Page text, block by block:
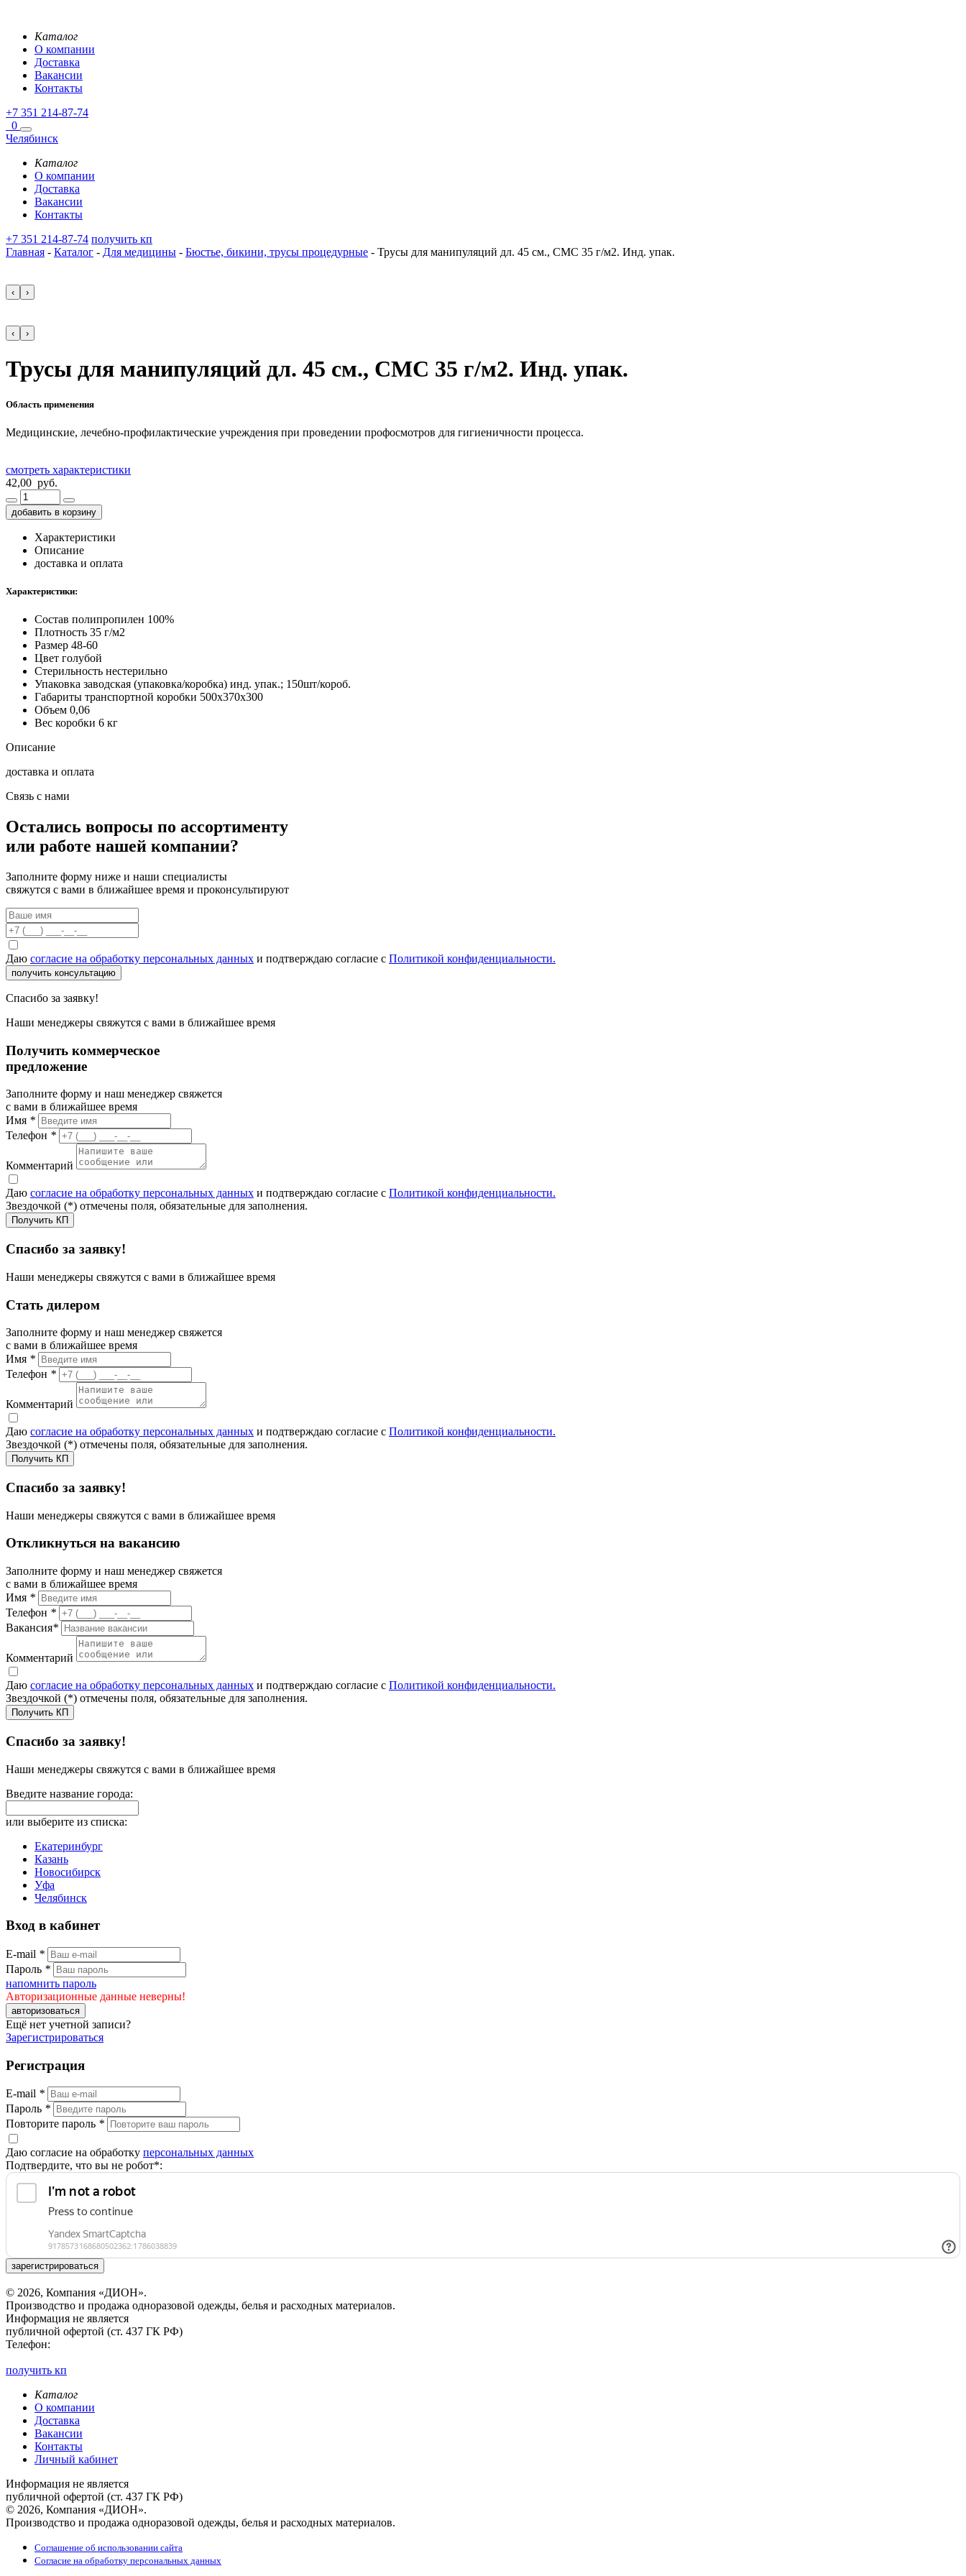
Каталог
О компании
Доставка
Вакансии
Контакты
+7 351 214-87-74
0
Челябинск
Каталог
О компании
Доставка
Вакансии
Контакты
+7 351 214-87-74 получить кп
Главная - Каталог - Для медицины - Бюстье, бикини, трусы процедурные - Трусы для манипуляций дл. 45 см., СМС 35 г/м2. Инд. упак.
‹ ›
‹ ›
Трусы для манипуляций дл. 45 см., СМС 35 г/м2. Инд. упак.
Область применения
Медицинские, лечебно-профилактические учреждения при проведении профосмотров для гигиеничности процесса.
смотреть характеристики
42,00 руб.
добавить в корзину
Характеристики
Описание
доставка и оплата
Характеристики:
Состав полипропилен 100%
Плотность 35 г/м2
Размер 48-60
Цвет голубой
Стерильность нестерильно
Упаковка заводская (упаковка/коробка) инд. упак.; 150шт/короб.
Габариты транспортной коробки 500х370х300
Объем 0,06
Вес коробки 6 кг
Описание
доставка и оплата
Связь с нами
Остались вопросы по ассортименту
или работе нашей компании?
Заполните форму ниже и наши специалисты
свяжутся с вами в ближайшее время и проконсультируют
Даю согласие на обработку персональных данных и подтверждаю согласие с Политикой конфиденциальности.
получить консультацию
Спасибо за заявку!
Наши менеджеры свяжутся с вами в ближайшее время
Получить коммерческое
предложение
Заполните форму и наш менеджер свяжется
с вами в ближайшее время
Имя *
Телефон *
Комментарий
Даю согласие на обработку персональных данных и подтверждаю согласие с Политикой конфиденциальности.
Звездочкой (*) отмечены поля, обязательные для заполнения.
Получить КП
Спасибо за заявку!
Наши менеджеры свяжутся с вами в ближайшее время
Стать дилером
Заполните форму и наш менеджер свяжется
с вами в ближайшее время
Имя *
Телефон *
Комментарий
Даю согласие на обработку персональных данных и подтверждаю согласие с Политикой конфиденциальности.
Звездочкой (*) отмечены поля, обязательные для заполнения.
Получить КП
Спасибо за заявку!
Наши менеджеры свяжутся с вами в ближайшее время
Откликнуться на вакансию
Заполните форму и наш менеджер свяжется
с вами в ближайшее время
Имя *
Телефон *
Вакансия*
Комментарий
Даю согласие на обработку персональных данных и подтверждаю согласие с Политикой конфиденциальности.
Звездочкой (*) отмечены поля, обязательные для заполнения.
Получить КП
Спасибо за заявку!
Наши менеджеры свяжутся с вами в ближайшее время
Введите название города:
или выберите из списка:
Екатеринбург
Казань
Новосибирск
Уфа
Челябинск
Вход в кабинет
E-mail *
Пароль *
напомнить пароль
Авторизационные данные неверны!
авторизоваться
Ещё нет учетной записи?
Зарегистрироваться
Регистрация
E-mail *
Пароль *
Повторите пароль *
Даю согласие на обработку персональных данных
Подтвердите, что вы не робот*:
зарегистрироваться
© 2026, Компания «ДИОН».
Производство и продажа одноразовой одежды, белья и расходных материалов.
Информация не является
публичной офертой (ст. 437 ГК РФ)
Телефон:
получить кп
Каталог
О компании
Доставка
Вакансии
Контакты
Личный кабинет
Информация не является
публичной офертой (ст. 437 ГК РФ)
© 2026, Компания «ДИОН».
Производство и продажа одноразовой одежды, белья и расходных материалов.
Соглашение об использовании сайта
Согласие на обработку персональных данных